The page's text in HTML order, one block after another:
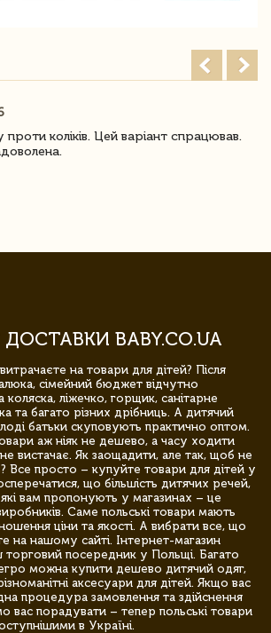
проти коліків. Цей варіант спрацював.
BABY.CO.UA
на товари для дітей? Після
сімейний бюджет відчутно
ліжечко, горщик, санітарне
та багато різних дрібниць. А дитячий
батьки скуповують практично оптом.
аж ніяк не дешево, а часу ходити
вистачає. Як заощадити, але так, щоб не
Все просто – купуйте товари для дітей у
що більшість дитячих речей,
вам пропонують у магазинах – це
Саме польські товари мають
ціни та якості. А вибрати все, що
на нашому сайті. Інтернет-магазин
торговий посередник у Польщі. Багато
можна купити дешево дитячий одяг,
аксесуари для дітей. Якщо вас
процедура замовлення та здійснення
вас порадувати – тепер польські товари
в Україні.